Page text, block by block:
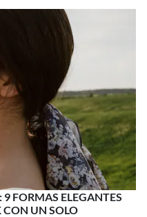
FORMAS ELEGANTES
CON UN SOLO